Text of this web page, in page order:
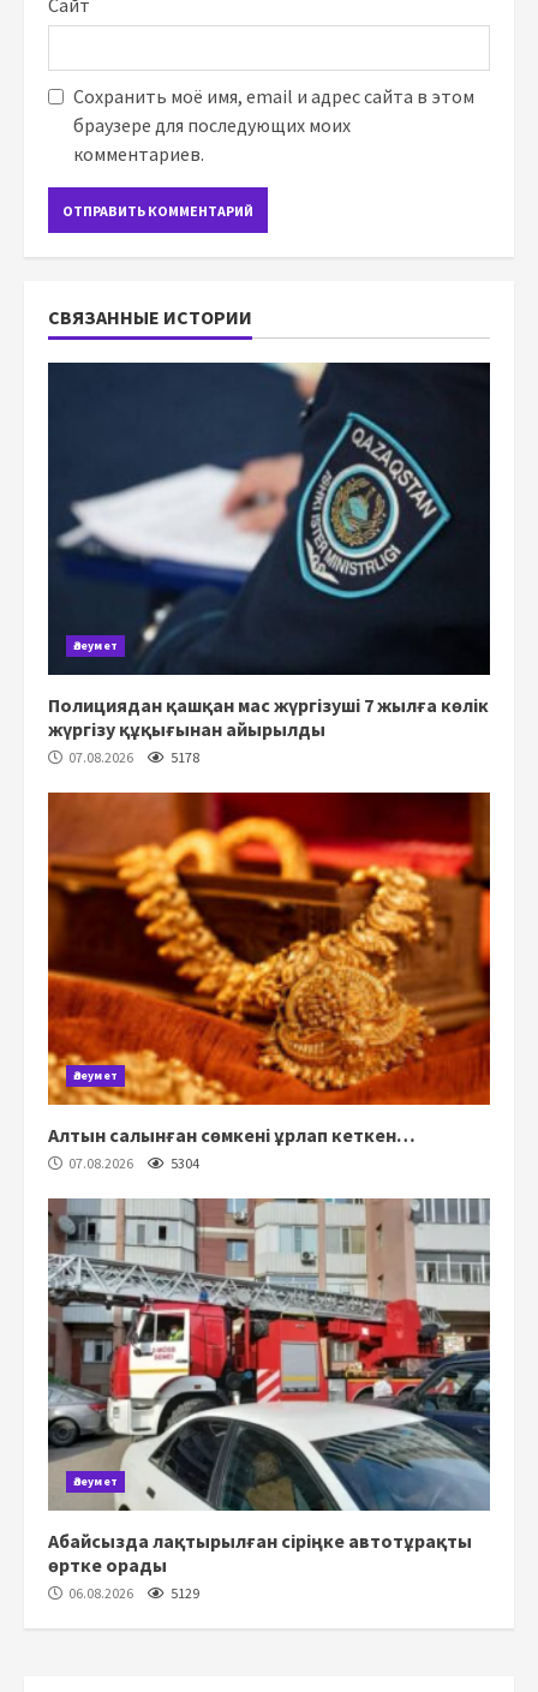
Сайт
Сохранить моё имя, email и адрес сайта в этом
браузере для последующих моих
комментариев.
СВЯЗАННЫЕ ИСТОРИИ
Әлеумет
Полициядан қашқан мас жүргізуші 7 жылға көлік
жүргізу құқығынан айырылды
07.08.2026 5178
Әлеумет
Алтын салынған сөмкені ұрлап кеткен…
07.08.2026 5304
Әлеумет
Абайсызда лақтырылған сіріңке автотұрақты
өртке орады
06.08.2026 5129